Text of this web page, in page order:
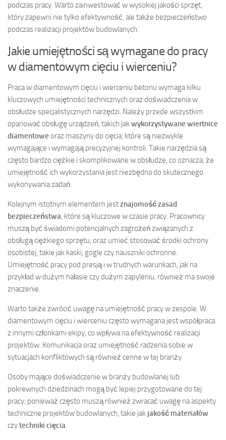
podczas pracy. Warto zainwestować w wysokiej jakości sprzęt,
który zapewni nie tylko efektywność, ale także bezpieczeństwo
podczas realizacji projektów budowlanych.
Jakie umiejętności są wymagane do pracy
w diamentowym cięciu i wierceniu?
Praca w diamentowym cięciu i wierceniu betonu wymaga kilku
kluczowych umiejętności technicznych oraz doświadczenia w
obsłudze specjalistycznych narzędzi. Należy przede wszystkim
opanować obsługę urządzeń, takich jakwykorzystywane wiertnice
diamentowe oraz maszyny do cięcia, które są niezwykle
wymagające i wymagają precyzyjnej kontroli. Takie narzędzia są
często bardzo ciężkie i skomplikowane w obsłudze, co oznacza, że
umiejętność ich wykorzystania jest niezbędna do skutecznego
wykonywania zadań.
Kolejnym istotnym elementem jestznajomość zasad
bezpieczeństwa, które są kluczowe w czasie pracy. Pracownicy
muszą być świadomi potencjalnych zagrożeń związanych z
obsługą ciężkiego sprzętu, oraz umieć stosować środki ochrony
osobistej, takie jak kaski, gogle czy nauszniki ochronne.
Umiejętność pracy pod presją i w trudnych warunkach, jak na
przykład w dużym hałasie czy dużym zapyleniu, również ma swoje
znaczenie.
Warto także zwrócić uwagę na umiejętność pracy w zespole. W
diamentowym cięciu i wierceniu często wymagana jest współpraca
z innymi członkami ekipy, co wpływa na efektywność realizacji
projektów. Komunikacja oraz umiejętność radzenia sobie w
sytuacjach konfliktowych są również cenne w tej branży.
Osoby mające doświadczenie w branży budowlanej lub
pokrewnych dziedzinach mogą być lepiej przygotowane do tej
pracy, ponieważ często muszą również zwracać uwagę na aspekty
techniczne projektów budowlanych, takie jak jakość materiałów
czytechniki cięcia.